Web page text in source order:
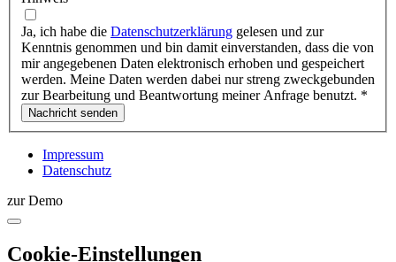
Ja, ich habe die Datenschutzerklärung gelesen und zur
Kenntnis genommen und bin damit einverstanden, dass die von
mir angegebenen Daten elektronisch erhoben und gespeichert
werden. Meine Daten werden dabei nur streng zweckgebunden
zur Bearbeitung und Beantwortung meiner Anfrage benutzt. *
Impressum
Datenschutz
zur Demo
Cookie-Einstellungen